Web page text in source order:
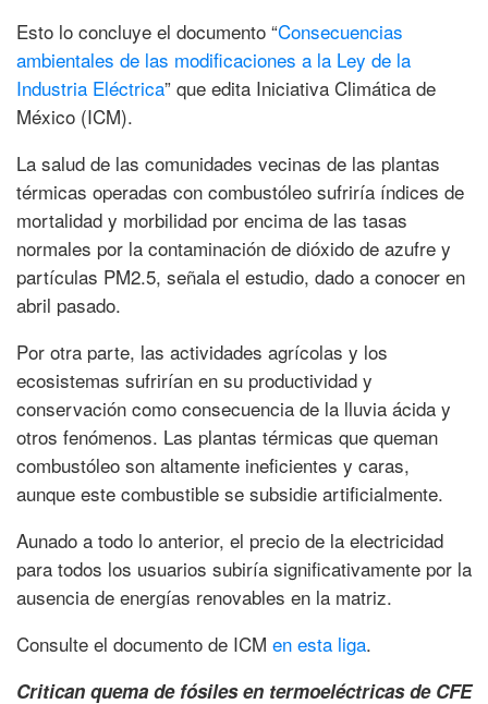
Esto lo concluye el documento “Consecuencias
ambientales de las modificaciones a la Ley de la
Industria Eléctrica” que edita Iniciativa Climática de
México (ICM).
La salud de las comunidades vecinas de las plantas
térmicas operadas con combustóleo sufriría índices de
mortalidad y morbilidad por encima de las tasas
normales por la contaminación de dióxido de azufre y
partículas PM2.5, señala el estudio, dado a conocer en
abril pasado.
Por otra parte, las actividades agrícolas y los
ecosistemas sufrirían en su productividad y
conservación como consecuencia de la lluvia ácida y
otros fenómenos. Las plantas térmicas que queman
combustóleo son altamente ineficientes y caras,
aunque este combustible se subsidie artificialmente.
Aunado a todo lo anterior, el precio de la electricidad
para todos los usuarios subiría significativamente por la
ausencia de energías renovables en la matriz.
Consulte el documento de ICM en esta liga.
Critican quema de fósiles en termoeléctricas de CFE